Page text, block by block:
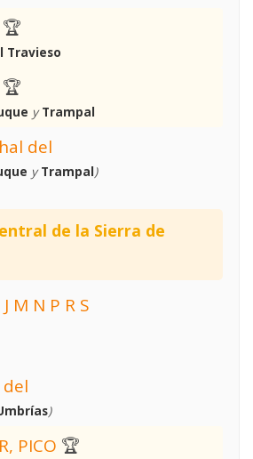
🏆
Travieso
🏆
yTrampal
del
yTrampal)
de la Sierra de
J M N P R S
)
PICO 🏆